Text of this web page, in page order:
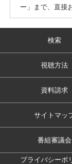
ー」まで、直接
検索
視聴方法
資料請求
サイトマッ
番組審議会
プライバシーポ